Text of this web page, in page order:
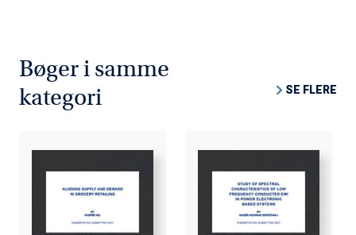
Bøger i samme
kategori
SE FLERE